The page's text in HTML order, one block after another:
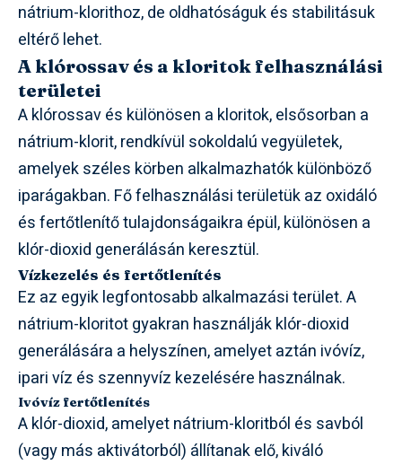
nátrium-klorithoz, de oldhatóságuk és stabilitásuk
eltérő lehet.
A klórossav és a kloritok felhasználási
területei
A klórossav és különösen a kloritok, elsősorban a
nátrium-klorit, rendkívül sokoldalú vegyületek,
amelyek széles körben alkalmazhatók különböző
iparágakban. Fő felhasználási területük az oxidáló
és fertőtlenítő tulajdonságaikra épül, különösen a
klór-dioxid generálásán keresztül.
Vízkezelés és fertőtlenítés
Ez az egyik legfontosabb alkalmazási terület. A
nátrium-kloritot gyakran használják klór-dioxid
generálására a helyszínen, amelyet aztán ivóvíz,
ipari víz és szennyvíz kezelésére használnak.
Ivóvíz fertőtlenítés
A klór-dioxid, amelyet nátrium-kloritból és savból
(vagy más aktivátorból) állítanak elő, kiváló